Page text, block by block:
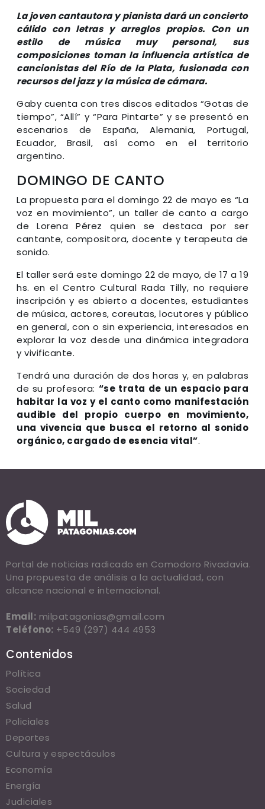
La joven cantautora y pianista dará un concierto
cálido con letras y arreglos propios. Con un
estilo de música muy personal, sus
composiciones toman la influencia artística de
cancionistas del Río de la Plata, fusionada con
recursos del jazz y la música de cámara.
Gaby cuenta con tres discos editados “Gotas de
tiempo”, “Allí” y “Para Pintarte” y se presentó en
escenarios de España, Alemania, Portugal,
Ecuador, Brasil, así como en el territorio
argentino.
DOMINGO DE CANTO
La propuesta para el domingo 22 de mayo es “La
voz en movimiento”, un taller de canto a cargo
de Lorena Pérez quien se destaca por ser
cantante, compositora, docente y terapeuta de
sonido.
El taller será este domingo 22 de mayo, de 17 a 19
hs. en el Centro Cultural Rada Tilly, no requiere
inscripción y es abierto a docentes, estudiantes
de música, actores, coreutas, locutores y público
en general, con o sin experiencia, interesados en
explorar la voz desde una dinámica integradora
y vivificante.
Tendrá una duración de dos horas y, en palabras
de su profesora: “se trata de un espacio para
habitar la voz y el canto como manifestación
audible del propio cuerpo en movimiento,
una vivencia que busca el retorno al sonido
orgánico, cargado de esencia vital”.
Portal de noticias radicado en Comodoro Rivadavia.
Una propuesta de análisis a la actualidad, con
alcance nacional e internacional.
Email: milpatagonias@gmail.com
Teléfono: +549 (297) 444 4953
Contenidos
Política
Sociedad
Salud
Policiales
Deportes
Cultura y espectáculos
Economía
Energía
Judiciales